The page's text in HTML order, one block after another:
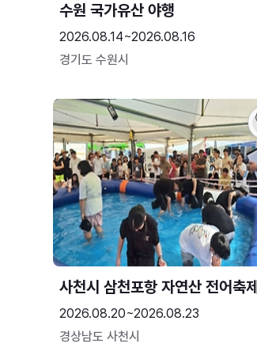
수원 국가유산 야행
2026.08.14~2026.08.16
경기도 수원시
사천시 삼천포항 자연산 전어축제
2026.08.20~2026.08.23
경상남도 사천시